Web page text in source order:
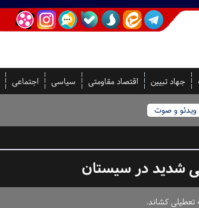
جهاد تبیین اقتصاد مقاومتی سیاسی اجتماعی
ویدئو و صوت
شدید در سیستان
تعطیلی کشاند.